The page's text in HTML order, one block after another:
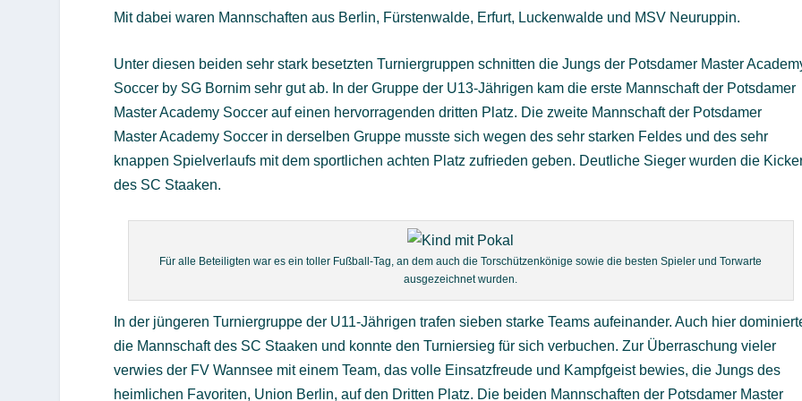
Mit dabei waren Mannschaften aus Berlin, Fürstenwalde, Erfurt, Luckenwalde und MSV Neuruppin.
Unter diesen beiden sehr stark besetzten Turniergruppen schnitten die Jungs der Potsdamer Master
Soccer by SG Bornim sehr gut ab. In der Gruppe der U13-Jährigen kam die erste Mannschaft der Potsdamer
Master Academy Soccer auf einen hervorragenden dritten Platz. Die zweite Mannschaft der Potsdamer
Master Academy Soccer in derselben Gruppe musste sich wegen des sehr starken Feldes und des sehr
knappen Spielverlaufs mit dem sportlichen achten Platz zufrieden geben. Deutliche Sieger wurden die
des SC Staaken.
Für alle Beteiligten war es ein toller Fußball-Tag, an dem auch die Torschützenkönige sowie die besten Spieler und Torwarte
ausgezeichnet wurden.
In der jüngeren Turniergruppe der U11-Jährigen trafen sieben starke Teams aufeinander. Auch hier
die Mannschaft des SC Staaken und konnte den Turniersieg für sich verbuchen. Zur Überraschung vieler
verwies der FV Wannsee mit einem Team, das volle Einsatzfreude und Kampfgeist bewies, die Jungs des
heimlichen Favoriten, Union Berlin, auf den Dritten Platz. Die beiden Mannschaften der Potsdamer Master